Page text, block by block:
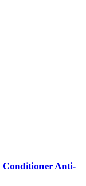
Conditioner Anti-​